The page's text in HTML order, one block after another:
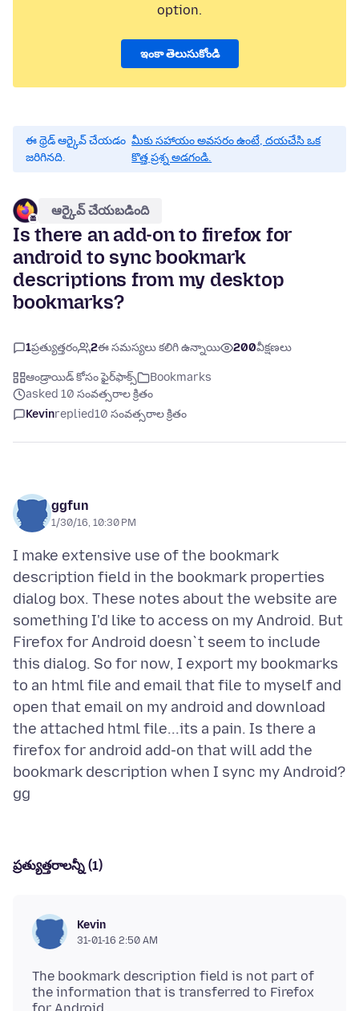
option.
ఇంకా తెలుసుకోండి
ఈ థ్రెడ్ ఆర్కైవ్ చేయడం
జరిగినది.
మీకు సహాయం అవసరం ఉంటే, దయచేసి ఒక
కొత్త ప్రశ్న అడగండి.
ఆర్కైవ్ చేయబడింది
Is there an add-on to firefox for
android to sync bookmark
descriptions from my desktop
bookmarks?
1ప్రత్యుత్తరం 2ఈ సమస్యలు కలిగి ఉన్నాయి 200వీక్షణలు
ఆండ్రాయిడ్ కోసం ఫైర్‌ఫాక్స్
Bookmarks
asked 10 సంవత్సరాల క్రితం
Kevinreplied10 సంవత్సరాల క్రితం
ggfun
1/30/16, 10:30 PM
I make extensive use of the bookmark
description field in the bookmark properties
dialog box. These notes about the website are
something I'd like to access on my Android. But
Firefox for Android doesn`t seem to include
this dialog. So for now, I export my bookmarks
to an html file and email that file to myself and
open that email on my android and download
the attached html file...its a pain. Is there a
firefox for android add-on that will add the
bookmark description when I sync my Android?
ప్రత్యుత్తరాలన్నీ (1)
Kevin
31-01-16 2:50 AM
The bookmark description field is not part of
the information that is transferred to Firefox